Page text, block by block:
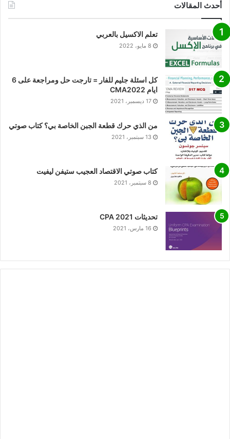
أحدث المقالات
تعلم الاكسيل بالعربي
8 مايو، 2022
كل اسئلة جليم للفار = تارجت حل ومراجعة على 6
ايام CMA2022
17 ديسمبر، 2021
من الذي حرك قطعة الجبن الخاصة بي؟ كتاب صوتي
13 سبتمبر، 2021
كتاب صوتي الاقتصاد العجيب ستيفن ليفيت
8 سبتمبر، 2021
تحديثات CPA 2021
16 مارس، 2021